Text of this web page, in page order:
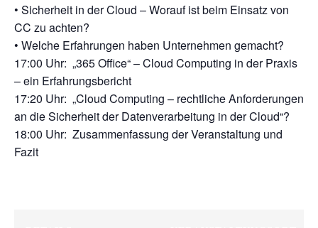
• Sicherheit in der Cloud – Worauf ist beim Einsatz von
CC zu achten?
• Welche Erfahrungen haben Unternehmen gemacht?
17:00 Uhr: „365 Office“ – Cloud Computing in der Praxis
– ein Erfahrungsbericht
17:20 Uhr: „Cloud Computing – rechtliche Anforderungen
an die Sicherheit der Datenverarbeitung in der Cloud“?
18:00 Uhr: Zusammenfassung der Veranstaltung und
Fazit